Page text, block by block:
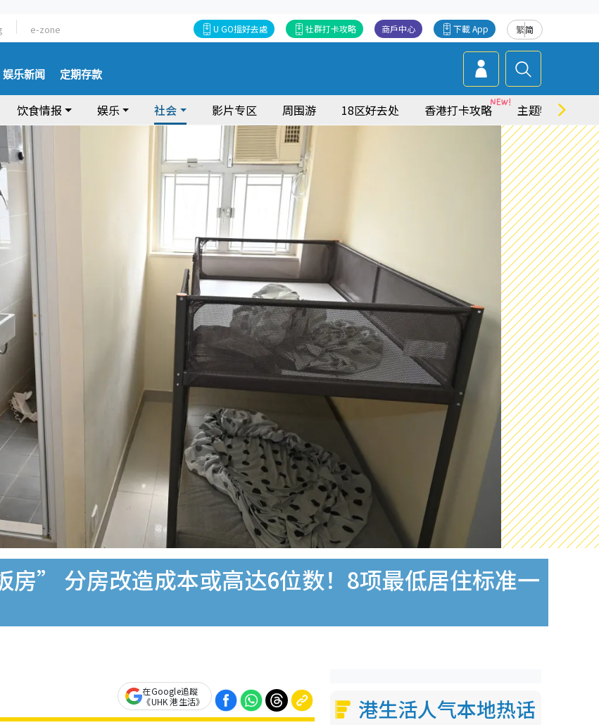
e-zone 繁简
下載 App
商戶中心
社群打卡攻略
U GO搵好去處
娱乐新闻 定期存款
饮食情报 娱乐 社会 影片专区 周围游 18区好去处 香港打卡攻略 主题特集
” 分房改造成本或高达6位数！8项最低居住标准一
在Google追蹤
《UHK 港生活》
港生活人气本地热话